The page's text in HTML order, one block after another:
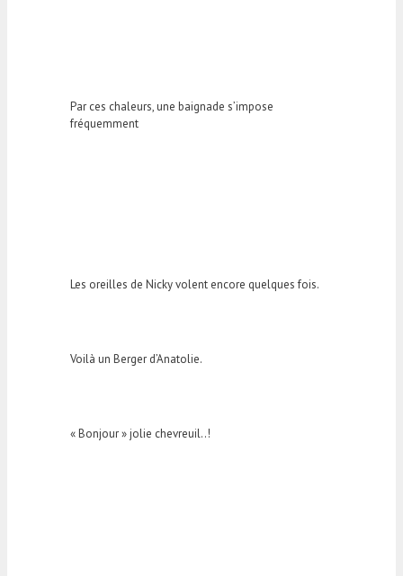
Par ces chaleurs, une baignade s’impose
fréquemment
Les oreilles de Nicky volent encore quelques fois.
Voilà un Berger d’Anatolie.
« Bonjour » jolie chevreuil..!